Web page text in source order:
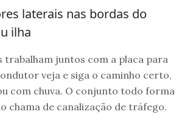
laterais nas bordas do
ilha
trabalham juntos com a placa para
veja e siga o caminho certo,
com chuva. O conjunto todo forma
chama de canalização de tráfego.